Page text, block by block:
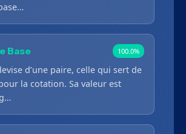
Base 100.0%
d’une paire, celle qui sert de
la cotation. Sa valeur est